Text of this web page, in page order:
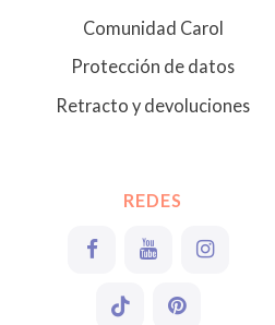
Comunidad Carol
Protección de datos
Retracto y devoluciones
REDES